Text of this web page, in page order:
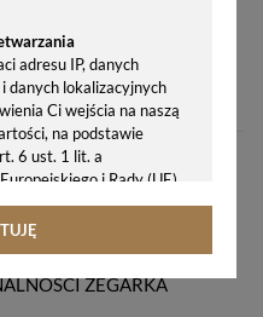
adresu IP, danych
danych lokalizacyjnych
Ci wejścia na naszą
na podstawie
6 ust. 1 lit. a
i Rady (UE)
ochrony osób
danych
tj. RODO).
zł
ZEGARKA